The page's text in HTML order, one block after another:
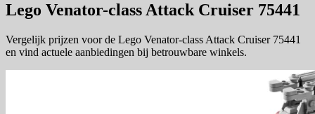
Lego Venator-class Attack Cruiser 75441
Vergelijk prijzen voor de Lego Venator-class Attack Cruiser 75441
en vind actuele aanbiedingen bij betrouwbare winkels.